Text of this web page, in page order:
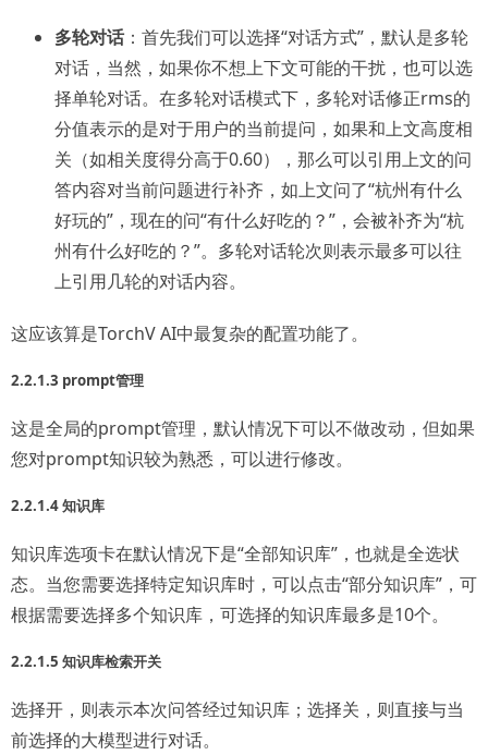
多轮对话：首先我们可以选择“对话方式”，默认是多轮
对话，当然，如果你不想上下文可能的干扰，也可以选
择单轮对话。在多轮对话模式下，多轮对话修正rms的
分值表示的是对于用户的当前提问，如果和上文高度相
关（如相关度得分高于0.60），那么可以引用上文的问
答内容对当前问题进行补齐，如上文问了“杭州有什么
好玩的”，现在的问“有什么好吃的？”，会被补齐为“杭
州有什么好吃的？”。多轮对话轮次则表示最多可以往
上引用几轮的对话内容。
这应该算是TorchV AI中最复杂的配置功能了。
2.2.1.3 prompt管理
这是全局的prompt管理，默认情况下可以不做改动，但如果
您对prompt知识较为熟悉，可以进行修改。
2.2.1.4 知识库
知识库选项卡在默认情况下是“全部知识库”，也就是全选状
态。当您需要选择特定知识库时，可以点击“部分知识库”，可
根据需要选择多个知识库，可选择的知识库最多是10个。
2.2.1.5 知识库检索开关
选择开，则表示本次问答经过知识库；选择关，则直接与当
前选择的大模型进行对话。